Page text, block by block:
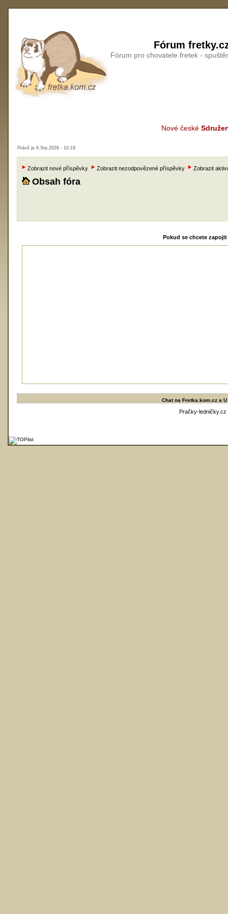
Fórum
Fórum pro chovatele fretek -
Nové české
Právě je 8.Srp.2026 - 10:19
Zobrazit nové příspěvky Zobrazit nezodpovězené příspěvky Zobrazit
Obsah fóra
Pokud se chcete
Chat na Fretka.kom.cza
Pračky-ledničky.cz